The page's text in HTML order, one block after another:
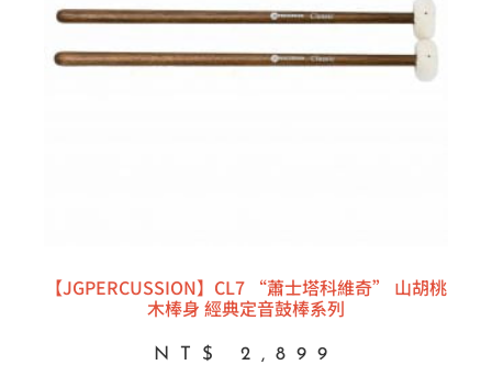
【JGPERCUSSION】CL7 “蕭士塔科維奇” 山胡桃
木棒身 經典定音鼓棒系列
NT$ 2,899